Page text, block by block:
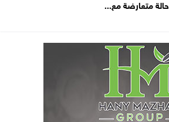
حالة متعارضة مع...